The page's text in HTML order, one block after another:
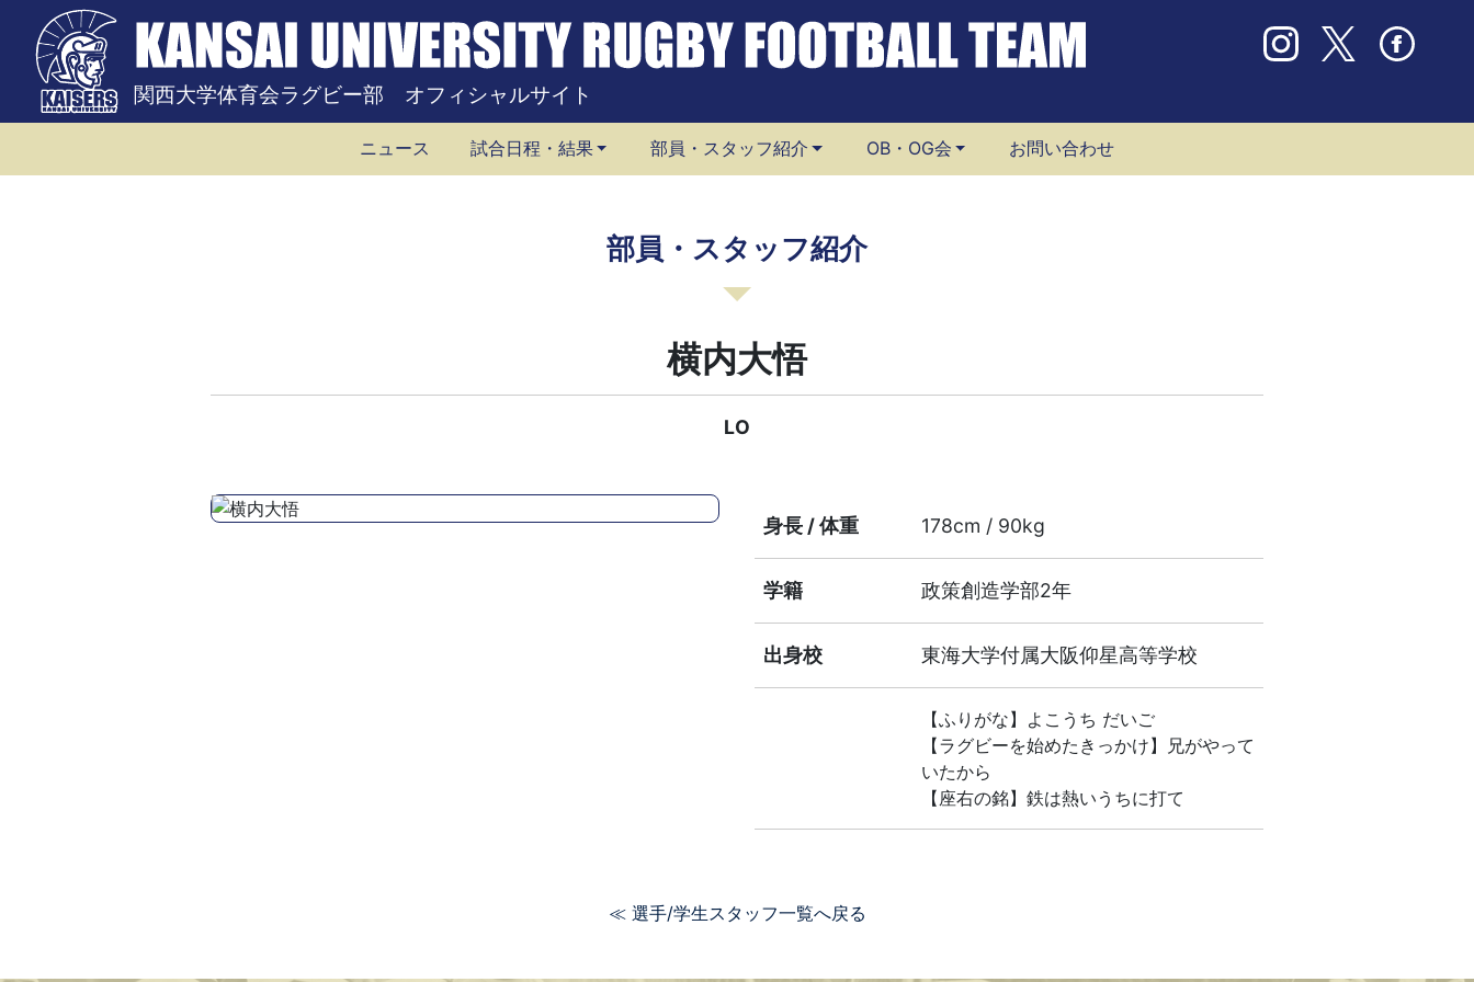
関西大学体育会ラグビー部 オフィシャルサイト
ニュース 試合日程・結果 部員・スタッフ紹介 OB・OG会 お問い合わせ
部員・スタッフ紹介
横内大悟
LO
身長 / 体重 178cm / 90kg
学籍 政策創造学部2年
出身校 東海大学付属大阪仰星高等学校
【ふりがな】よこうち だいご
【ラグビーを始めたきっかけ】兄がやって
いたから
【座右の銘】鉄は熱いうちに打て
≪ 選手/学生スタッフ一覧へ戻る